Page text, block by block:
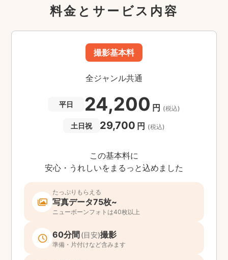
料金とサービス内容
撮影基本料
全ジャンル共通
平日 24,200 円 (税込)
土日祝 29,700 円 (税込)
この基本料に
安心・うれしいをまるっと込めました
たっぷりもらえる
写真データ75枚~
ニューボーンフォトは40枚以上
60分間(目安)撮影
準備・片付けなど含みます